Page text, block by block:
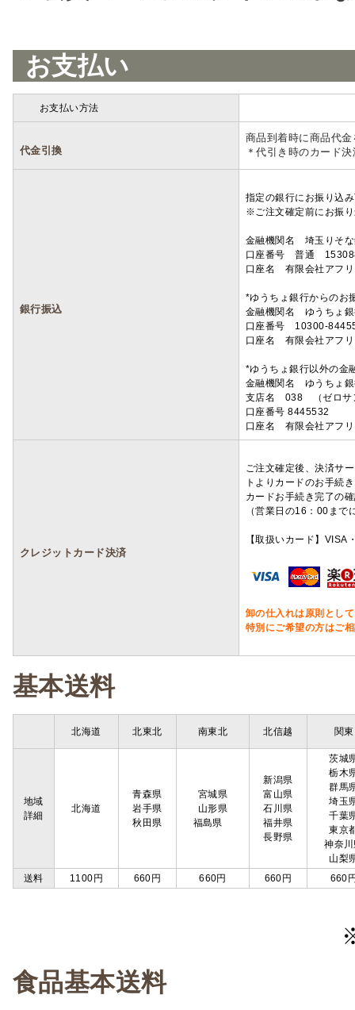
お支払い
お支払い方法
代金引換
商品到着時に商品代
＊代引き時のカード
銀行振込
指定の銀行にお振り込
※ご注文確定前にお振
金融機関名 埼玉りそ
口座番号 普通
口座名 有限会社アフ
*ゆうちょ銀行からのお
金融機関名 ゆうちょ
口座番号 10300-
口座名 有限会社アフ
*ゆうちょ銀行以外の金
金融機関名 ゆうちょ
支店名 038 （ゼロサ
口座番号 8445532
口座名 有限会社アフ
クレジットカード決済
ご注文確定後、決済サ
トよりカードのお手続
カードお手続き完了の
（営業日の16：00ま
【取扱いカード】
卸の仕入れは原則とし
特別にご希望の方はご
基本送料
北海道 北東北 南東北 北信越 関東
地域
詳細
北海道
青森県
岩手県
秋田県
宮城県
山形県
福島県
新潟県
富山県
石川県
福井県
長野県
茨城
栃木
群馬
埼玉
千葉
東京
神奈
山梨
送料
1100円 660円 660円 660円 660
食品基本送料